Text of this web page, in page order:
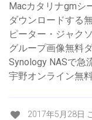
Macカタリナgmシ
ダウンロードする
ピーター・ジャク
グループ画像無料
Synology NASで急
宇野オンライン無
2017年5月28日